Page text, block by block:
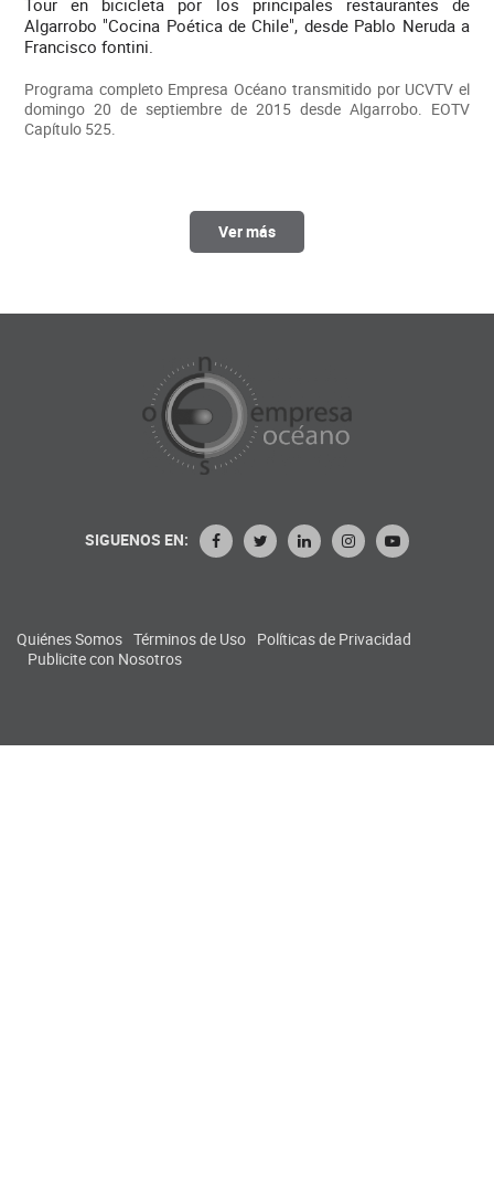
Tour en bicicleta por los principales restaurantes de
Algarrobo "Cocina Poética de Chile", desde Pablo Neruda a
Francisco fontini.
Programa completo Empresa Océano transmitido por UCVTV el
domingo 20 de septiembre de 2015 desde Algarrobo. EOTV
Capítulo 525.
Ver más
SIGUENOS EN:
Quiénes Somos Términos de Uso Políticas de Privacidad
Publicite con Nosotros